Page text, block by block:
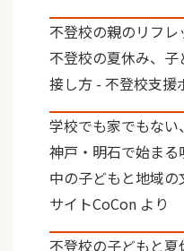
不登校の親のリフ
不登校の夏休み、
接し方 - 不登校支援
学校でも家でもない
神戸・明石で始ま
中の子どもと地域
サイトCoCon より
不登校の子どもと